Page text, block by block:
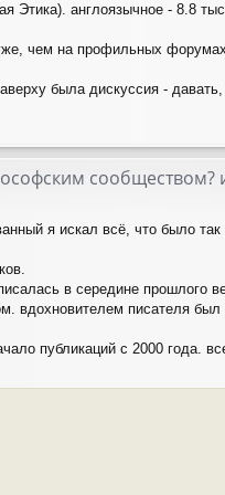
Этика). англоязычное - 8.8
чем на профильных
была дискуссия -
сообществом?
я искал всё, что было
в середине прошлого
вдохновителем писателя
публикаций с 2000 года.